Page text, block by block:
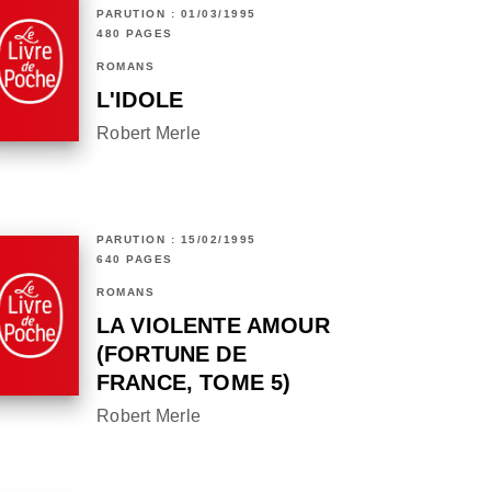
PARUTION : 01/03/1995
480 PAGES
ROMANS
L'IDOLE
Robert Merle
PARUTION : 15/02/1995
640 PAGES
ROMANS
LA VIOLENTE AMOUR
(FORTUNE DE
FRANCE, TOME 5)
Robert Merle